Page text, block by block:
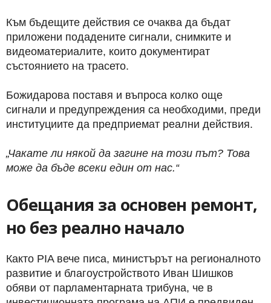
Към бъдещите действия се очаква да бъдат
приложени подадените сигнали, снимките и
видеоматериалите, които документират
състоянието на трасето.
Божидарова поставя и въпроса колко още
сигнали и предупреждения са необходими, преди
институциите да предприемат реални действия.
„Чакате ли някой да загине на този път? Това
може да бъде всеки един от нас.“
Обещания за основен ремонт,
но без реално начало
Както PIA вече писа, министърът на регионалното
развитие и благоустройството Иван Шишков
обяви от парламентарната трибуна, че в